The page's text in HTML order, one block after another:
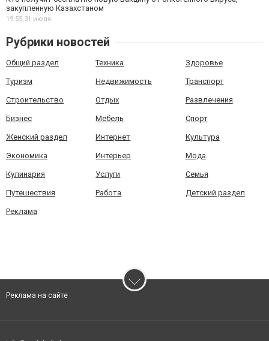
закупленную Казахстаном
19:55,31 июля
Рубрики новостей
Общий раздел Техника Здоровье
Туризм Недвижимость Транспорт
Строительство Отдых Развлечения
Бизнес Мебель Спорт
Женский раздел Интернет Культура
Экономика Интерьер Мода
Кулинария Услуги Семья
Путешествия Работа Детский раздел
Реклама
Реклама на сайте